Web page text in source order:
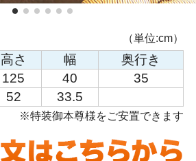
（単位:cm）
高さ 幅
奥行き
125 40
35
52 33.5
※特装御本尊様をご安置できます